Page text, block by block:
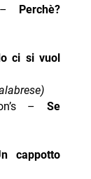
– Perchè?
ci si vuol
–Se
cappotto